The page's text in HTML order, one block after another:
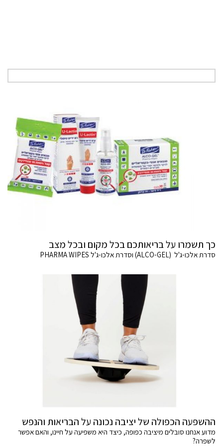
כך תשמרו על בריאותכם בכל מקום ובכל מצב
סדרת אלכו-ג'ל (ALCO-GEL) וסדרת אלכו-ג'ל PHARMA WIPES
ההשפעה הכפולה של יציבה נכונה על הבריאות והנפש
מדוע אנחנו סובלים מיציבה כפופה, כיצד היא משפיעה על חיינו, והאם אפשר
לשפרה?